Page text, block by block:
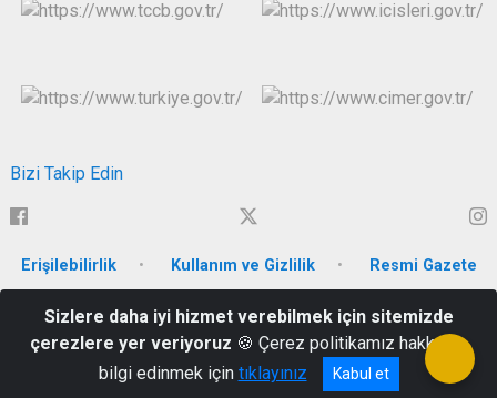
Bizi Takip Edin
Erişilebilirlik Kullanım ve Gizlilik Resmi Gazete
Hüsrevpaşa Mah. Ahmet Eren Bulvarı No:80 Merkez / Bitlis
444 13 01
Sizlere daha iyi hizmet verebilmek için sitemizde
çerezlere yer veriyoruz 🍪 Çerez politikamız hakkında
bilgi edinmek için tıklayınız Kabul et